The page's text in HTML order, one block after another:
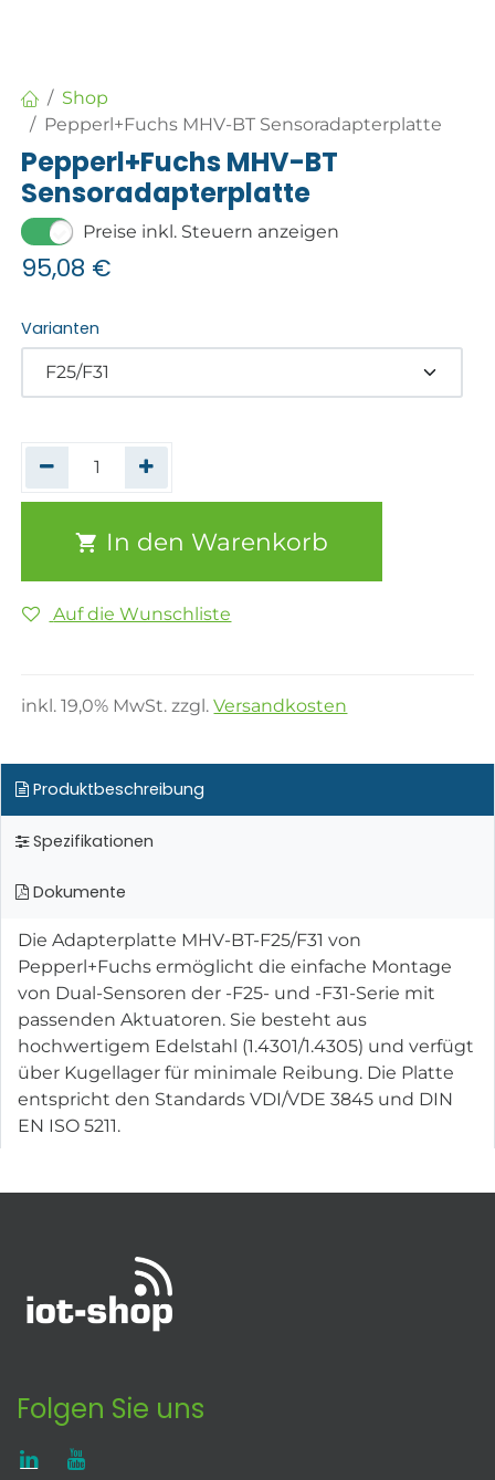
Shop
Pepperl+Fuchs MHV-BT Sensoradapterplatte
Pepperl+Fuchs MHV-BT
Sensoradapterplatte
Preise inkl. Steuern anzeigen
95,08 €
Varianten
In den Warenkorb
Auf die Wunschliste
inkl.19,0% MwSt. zzgl.Versandkosten
Produktbeschreibung
Spezifikationen
Dokumente
Die Adapterplatte MHV-BT-F25/F31 von
Pepperl+Fuchs ermöglicht die einfache Montage
von Dual-Sensoren der -F25- und -F31-Serie mit
passenden Aktuatoren. Sie besteht aus
hochwertigem Edelstahl (1.4301/1.4305) und verfügt
über Kugellager für minimale Reibung. Die Platte
entspricht den Standards VDI/VDE 3845 und DIN
EN ISO 5211.
Folgen Sie uns